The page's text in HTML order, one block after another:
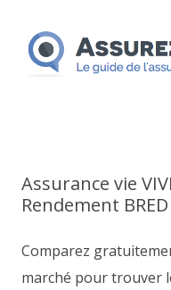
Assurance vie
Rendement
Comparez
marché pour trouver